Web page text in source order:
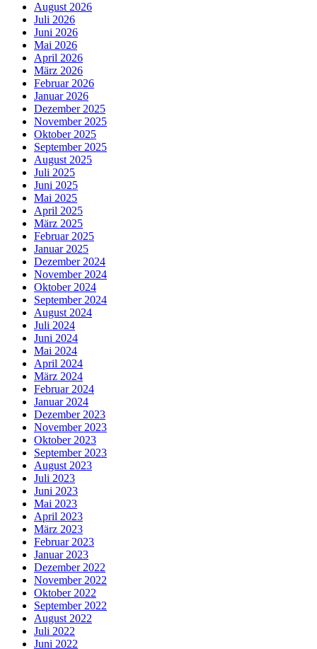
August 2026
Juli 2026
Juni 2026
Mai 2026
April 2026
März 2026
Februar 2026
Januar 2026
Dezember 2025
November 2025
Oktober 2025
September 2025
August 2025
Juli 2025
Juni 2025
Mai 2025
April 2025
März 2025
Februar 2025
Januar 2025
Dezember 2024
November 2024
Oktober 2024
September 2024
August 2024
Juli 2024
Juni 2024
Mai 2024
April 2024
März 2024
Februar 2024
Januar 2024
Dezember 2023
November 2023
Oktober 2023
September 2023
August 2023
Juli 2023
Juni 2023
Mai 2023
April 2023
März 2023
Februar 2023
Januar 2023
Dezember 2022
November 2022
Oktober 2022
September 2022
August 2022
Juli 2022
Juni 2022